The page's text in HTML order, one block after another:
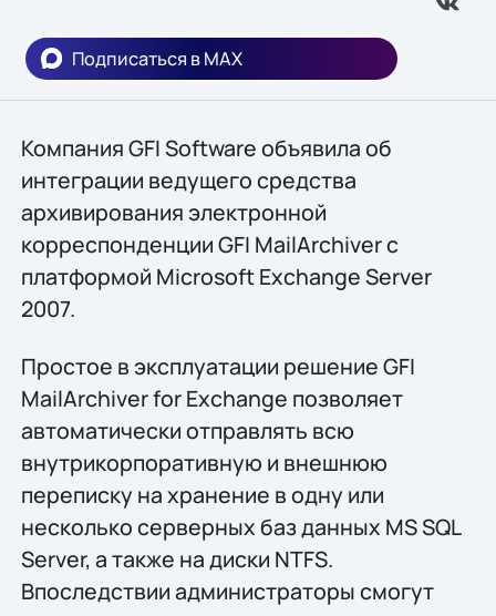
Подписаться в MAX
Компания GFI Software объявила об
интеграции ведущего средства
архивирования электронной
корреспонденции GFI MailArchiver с
платформой Microsoft Exchange Server
2007.
Простое в эксплуатации решение GFI
MailArchiver for Exchange позволяет
автоматически отправлять всю
внутрикорпоративную и внешнюю
переписку на хранение в одну или
несколько серверных баз данных MS SQL
Server, а также на диски NTFS.
Впоследствии администраторы смогут